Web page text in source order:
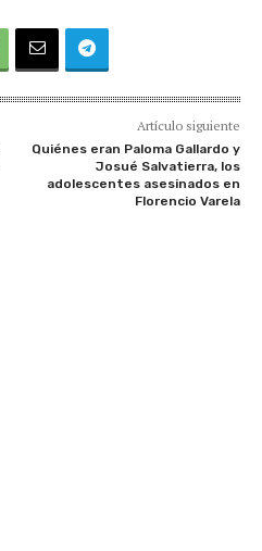
Artículo siguiente
Quiénes eran Paloma Gallardo y
Josué Salvatierra, los
adolescentes asesinados en
Florencio Varela